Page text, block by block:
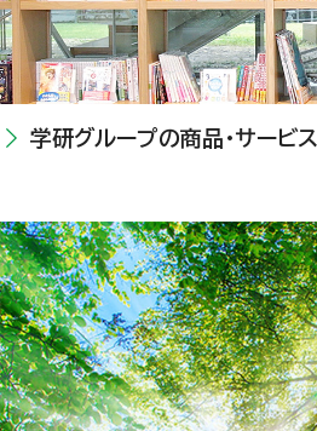
学研グループの商品・サービス